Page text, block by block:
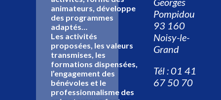
animateurs, développe
des programmes
adaptés…
Les activités
proposées, les valeurs
transmises, les
formations dispensées,
l’engagement des
bénévoles et le
professionnalisme des
Pompidou
93 160
Noisy-le-
Grand
Tél : 01 41
67 50 70